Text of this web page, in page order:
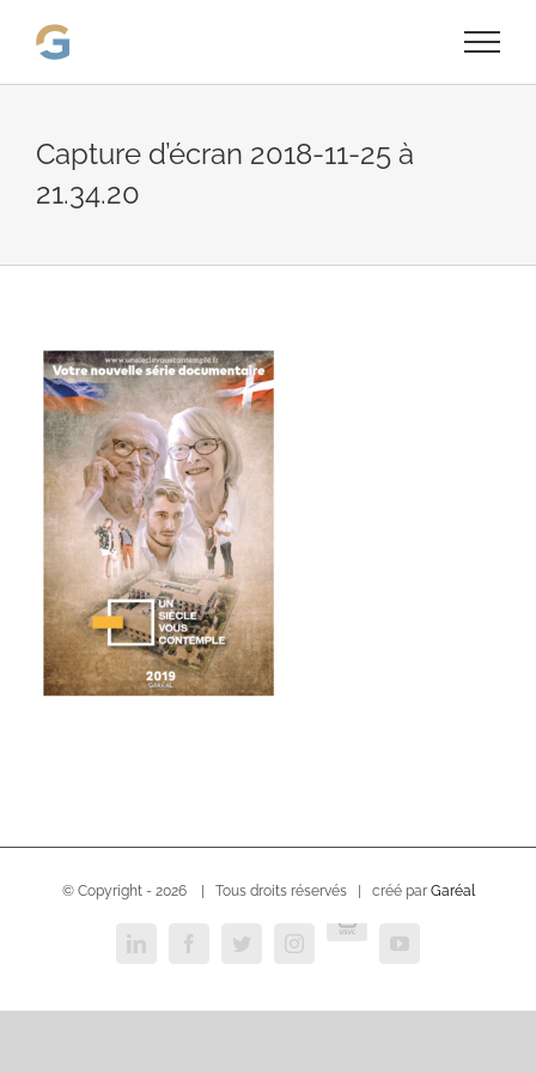
Capture d’écran 2018-11-25 à
21.34.20
© Copyright - 2026 | Tous droits réservés | créé par Garéal
LinkedInFacebookTwitterInstagram
USVC
YouTube